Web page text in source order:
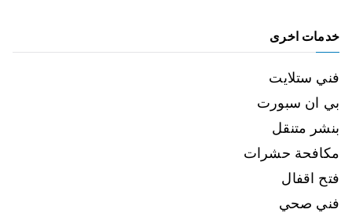
خدمات اخرى
فني ستلايت
بي ان سبورت
بنشر متنقل
مكافحة حشرات
فتح اقفال
فني صحي